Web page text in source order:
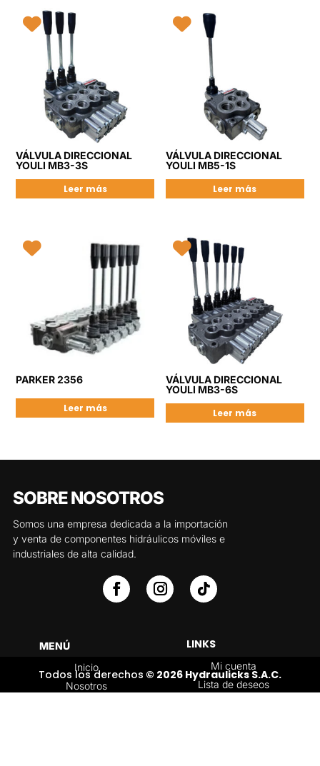
VÁLVULA DIRECCIONAL
YOULI MB3-3S
Leer más
VÁLVULA DIRECCIONAL
YOULI MB5-1S
Leer más
PARKER 2356
Leer más
VÁLVULA DIRECCIONAL
YOULI MB3-6S
Leer más
SOBRE NOSOTROS
Somos una empresa dedicada a la importación
y venta de componentes hidráulicos móviles e
industriales de alta calidad.
MENÚ
Inicio
Nosotros
LINKS
Mi cuenta
Lista de deseos
Todos los derechos © 2026 Hydraulicks S.A.C.